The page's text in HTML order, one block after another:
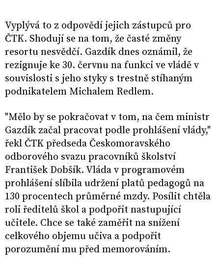
Vyplývá to z odpovědí jejich zástupců pro
ČTK. Shodují se na tom, že časté změny
resortu nesvědčí. Gazdík dnes oznámil, že
rezignuje ke 30. červnu na funkci ve vládě v
souvislosti s jeho styky s trestně stíhaným
podnikatelem Michalem Redlem.
"Mělo by se pokračovat v tom, na čem ministr
Gazdík začal pracovat podle prohlášení vlády,"
řekl ČTK předseda Českomoravského
odborového svazu pracovníků školství
František Dobšík. Vláda v programovém
prohlášení slíbila udržení platů pedagogů na
130 procentech průměrné mzdy. Posílit chtěla
roli ředitelů škol a podpořit nastupující
učitele. Chce se také zaměřit na snížení
celkového objemu učiva a podpořit
porozumění mu před memorováním.